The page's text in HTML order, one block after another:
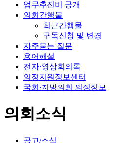
업무추진비 공개
의회간행물
최근간행물
구독신청 및 변경
자주묻는 질문
용어해설
전자·영상회의록
의정지원정보센터
국회·지방의회 의정정보
의회소식
공고/소식